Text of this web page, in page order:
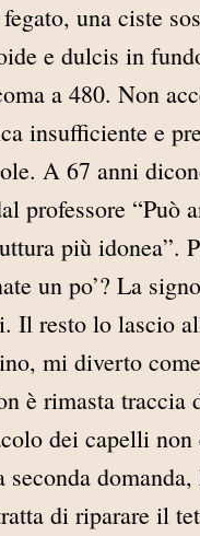
una ciste
e dulcis in
a 480. Non
insufficiente e
A 67 anni
professore “Può
più idonea”.
un po’? La
Il resto lo lascio
mi diverto
è rimasta
dei capelli non
di riparare il